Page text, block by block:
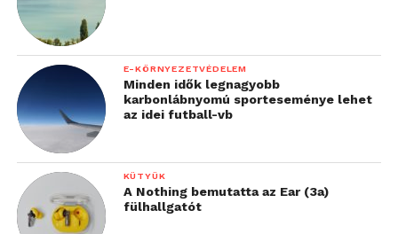
E-KÖRNYEZETVÉDELEM
Minden idők legnagyobb
karbonlábnyomú sporteseménye lehet
az idei futball-vb
KÜTYÜK
A Nothing bemutatta az Ear (3a)
fülhallgatót